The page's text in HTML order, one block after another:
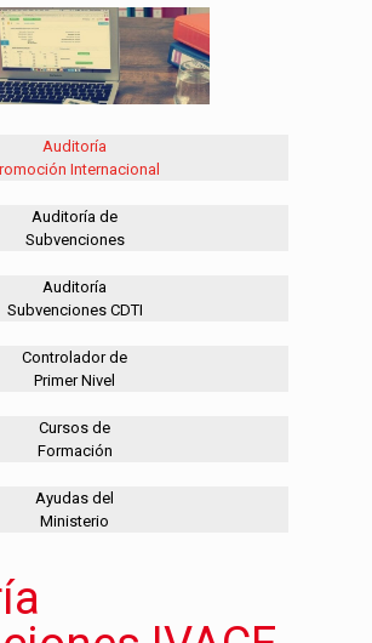
Auditoría
Internacional
Auditoría de
Subvenciones
Auditoría
Subvenciones CDTI
Controlador de
Primer Nivel
Cursos de
Formación
Ayudas del
Ministerio